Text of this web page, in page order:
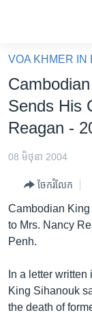
គេហទំព័រ​
ទាក់ទង
និង​
ចូល​
ទំព័រ​
ម្តង
រំលង​
និង​
ទៅ​
ទំព័រ​
រចនា
អាមេរិក
ព្រឹត្តិការណ៍ព័ត៌មាន
ទូរទស្សន៍ / វីដេអូ​
វិទ្យុ / ផតខាសថ៍
កម្មវិធីទាំងអស់
VOA KHMER IN
Sends His
Reagan -
08 មិថុនា 2004
ចែករំលែក
Cambodian
to Mrs. Nancy
Penh.
In a letter
King Sihanouk
the death of